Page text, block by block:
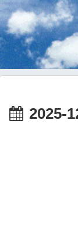
2025-